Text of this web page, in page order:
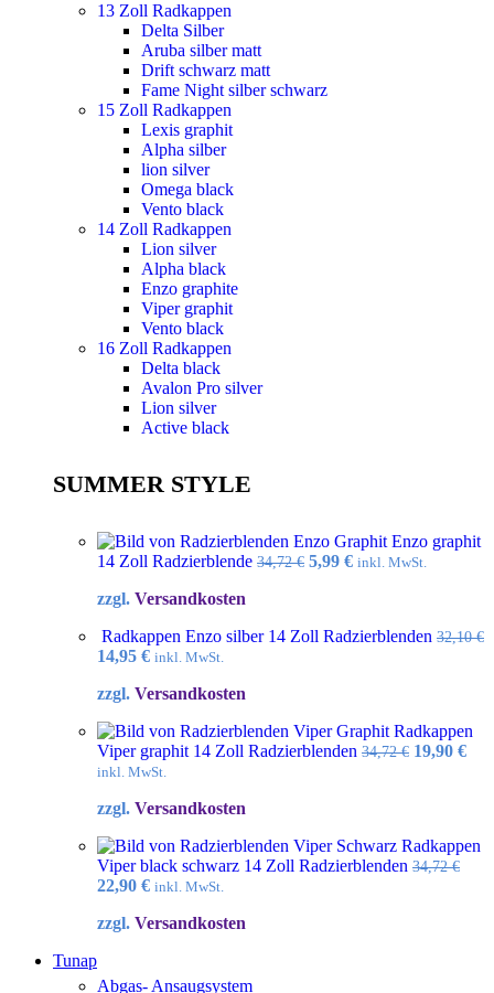
13 Zoll Radkappen
Delta Silber
Aruba silber matt
Drift schwarz matt
Fame Night silber schwarz
15 Zoll Radkappen
Lexis graphit
Alpha silber
lion silver
Omega black
Vento black
14 Zoll Radkappen
Lion silver
Alpha black
Enzo graphite
Viper graphit
Vento black
16 Zoll Radkappen
Delta black
Avalon Pro silver
Lion silver
Active black
SUMMER STYLE
Enzo graphit
14 Zoll Radzierblende 34,72€ Ursprünglicher
5,99 €Aktueller
inkl. MwSt.
zzgl. Versandkosten
Radkappen Enzo silber 14 Zoll Radzierblenden 32,10€
Ursprünglicher
war:
14,95 €Aktueller
ist:
inkl. MwSt.
zzgl. Versandkosten
Radkappen
Viper graphit 14 Zoll Radzierblenden 34,72€ 19,90 €
inkl. MwSt.
zzgl. Versandkosten
Radkappen
Viper black schwarz 14 Zoll Radzierblenden 34,72€
Ursprünglicher
war:
22,90 €Aktueller
ist:
inkl. MwSt.
zzgl. Versandkosten
Tunap
Abgas- Ansaugsystem